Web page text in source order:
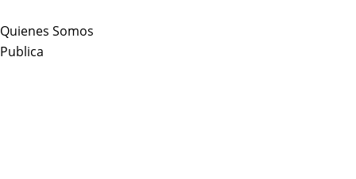
to
content
Quienes Somos
Publica